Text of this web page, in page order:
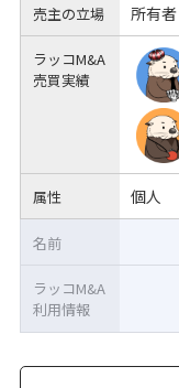
売主の立場 所有者
ラッコM&A
売買実績
属性 個人
名前
ラッコM&A
利用情報